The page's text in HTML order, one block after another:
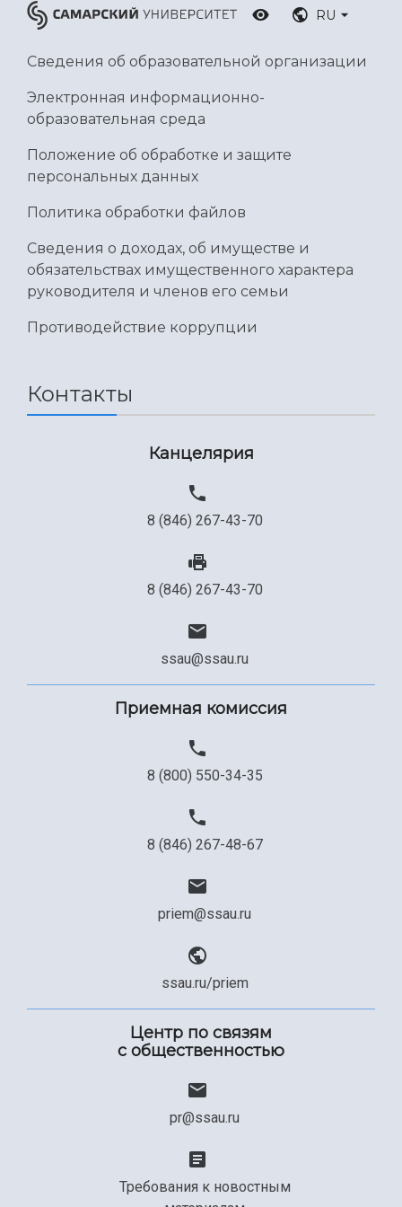
Умный дом бабочек
Международный межвузовский кампус
Сведения об образовательной организации
Официальные документы
RU
Сведения об образовательной организации
Электронная информационно-
образовательная среда
Положение об обработке и защите
персональных данных
Политика обработки файлов
Сведения о доходах, об имуществе и
обязательствах имущественного характера
руководителя и членов его семьи
Противодействие коррупции
Контакты
Канцелярия
8 (846) 267-43-70
8 (846) 267-43-70
ssau@ssau.ru
Приемная комиссия
8 (800) 550-34-35
8 (846) 267-48-67
priem@ssau.ru
ssau.ru/priem
Центр по связям
с общественностью
pr@ssau.ru
Требования к новостным